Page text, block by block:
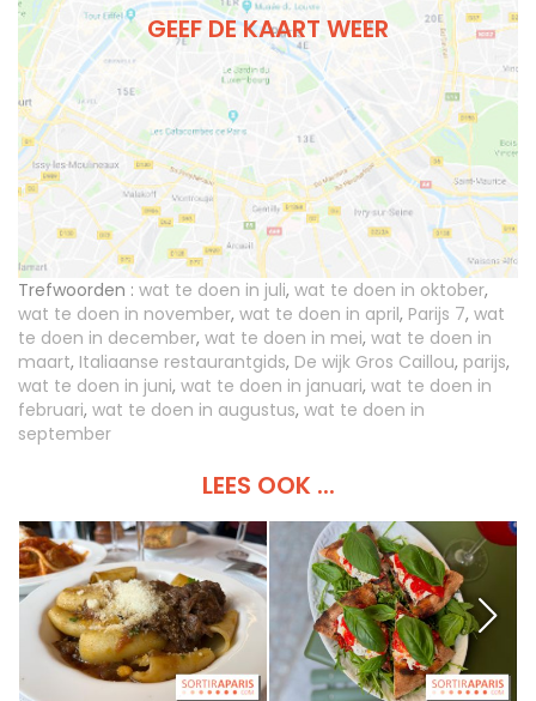
GEEF DE KAART WEER
Trefwoorden : wat te doen in juli, wat te doen in oktober,
wat te doen in november, wat te doen in april, Parijs 7, wat
te doen in december, wat te doen in mei, wat te doen in
maart, Italiaanse restaurantgids, De wijk Gros Caillou, parijs,
wat te doen in juni, wat te doen in januari, wat te doen in
februari, wat te doen in augustus, wat te doen in
september
LEES OOK ...